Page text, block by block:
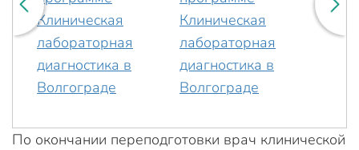
По окончании переподготовки врач клинической